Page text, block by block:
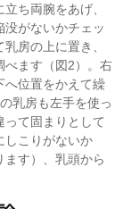
ち両腕をあげ、
がないかチェッ
房の上に置き、
べます（図2）。右
へ位置をかえて繰
乳房も左手を使っ
て固まりとして
しこりがないか
ます）、乳頭から